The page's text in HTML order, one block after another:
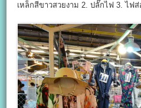
เหล็กสีขาวสวยงาม 2. ปลั๊กไฟ 3. ไฟส่